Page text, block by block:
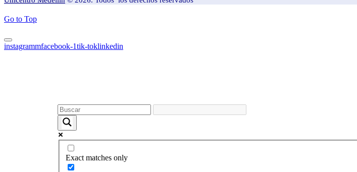
Go to Top
instagrammfacebook-1tik-toklinkedin
Exact matches only